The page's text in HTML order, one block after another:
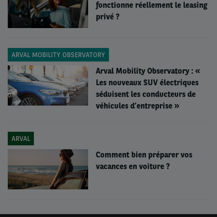
fonctionne réellement le leasing
privé ?
ARVAL MOBILITY OBSERVATORY
Arval Mobility Observatory : «
Les nouveaux SUV électriques
séduisent les conducteurs de
véhicules d’entreprise »
ARVAL
Comment bien préparer vos
vacances en voiture ?